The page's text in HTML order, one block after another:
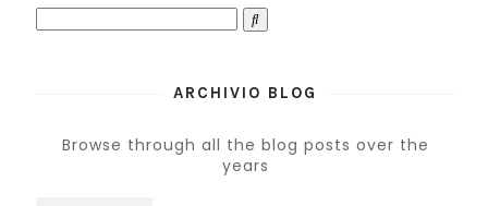
ARCHIVIO BLOG
Browse through all the blog posts over the
years